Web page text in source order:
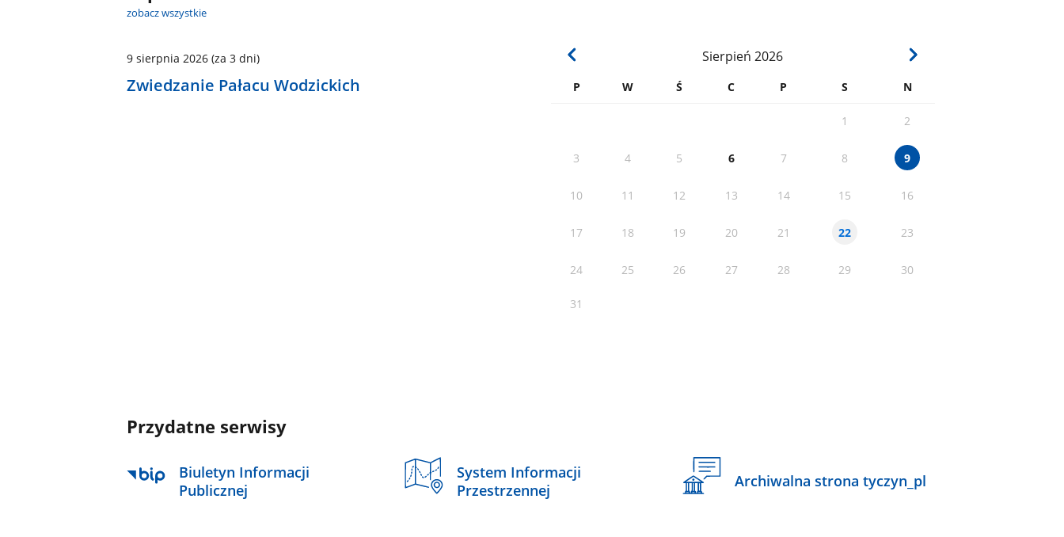
zobacz wszystkie
Sierpień 2026
P W Ś C P S N
1 2
3 4 5 6 7 8 9
10 11 12 13 14 15 16
17 18 19 20 21 22 23
24 25 26 27 28 29 30
31
9 sierpnia 2026(za 3 dni)
Zwiedzanie Pałacu Wodzickich
Przydatne serwisy
Biuletyn Informacji
Publicznej
System Informacji
Przestrzennej
Archiwalna strona tyczyn_pl